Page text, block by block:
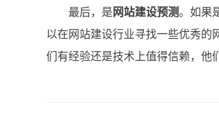
最后，是 网站建设预测。如果
以在网站建设行业寻找一些优秀的
们有经验还是技术上值得信赖，他